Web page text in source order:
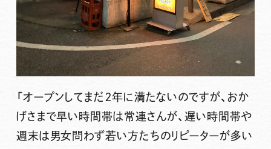
「オープンしてまだ２年に満たないのですが、おか
げさまで早い時間帯は常連さんが、遅い時間帯や
週末は男女問わず若い方たちのリピーターが多い